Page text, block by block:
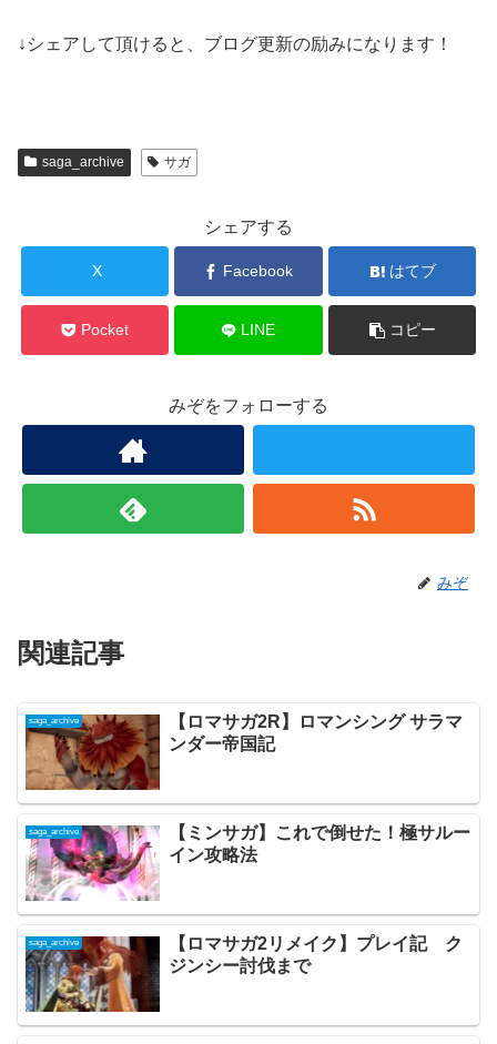
↓シェアして頂けると、ブログ更新の励みになります！
saga_archive サガ
シェアする
X Facebook はてブ
Pocket LINE コピー
みぞをフォローする
みぞ
関連記事
saga_archive
【ロマサガ2R】ロマンシング サラマ
ンダー帝国記
saga_archive
【ミンサガ】これで倒せた！極サルー
イン攻略法
saga_archive
【ロマサガ2リメイク】プレイ記 ク
ジンシー討伐まで